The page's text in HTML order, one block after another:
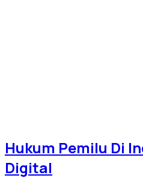
Hukum Pemilu Di
Digital